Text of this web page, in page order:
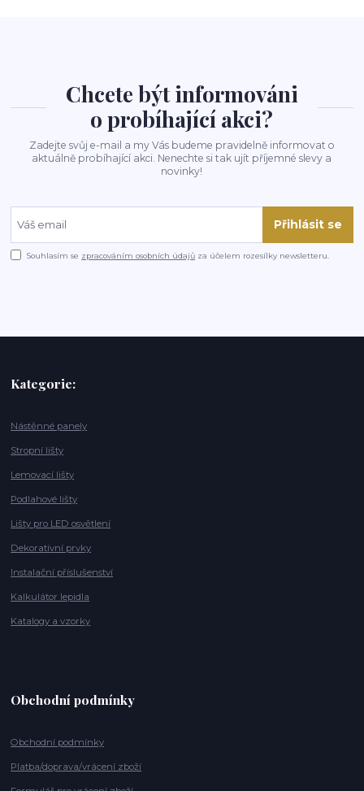
Chcete být informováni
o probíhající akci?
Zadejte svůj e-mail a my Vás budeme pravidelně informovat o
aktuálně probíhající akci. Nenechte si tak ujít příjemné slevy a
novinky!
Přihlásit se
Souhlasím se zpracováním osobních údajů za účelem rozesílky newsletteru.
Kategorie:
Nástěnné panely
Stropní lišty
Lemovací lišty
Podlahové lišty
Lišty pro LED osvětlení
Dekorativní prvky
Instalační příslušenství
Kalkulátor lepidla
Katalogy a vzorky
Obchodní podmínky
Obchodní podmínky
Platba/doprava/vrácení zboží